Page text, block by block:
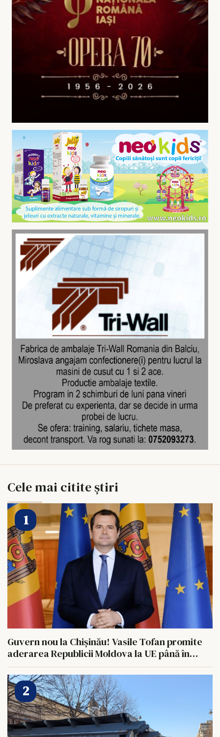
Cele mai citite știri
Guvern nou la Chișinău! Vasile Tofan promite
aderarea Republicii Moldova la UE până în
2028